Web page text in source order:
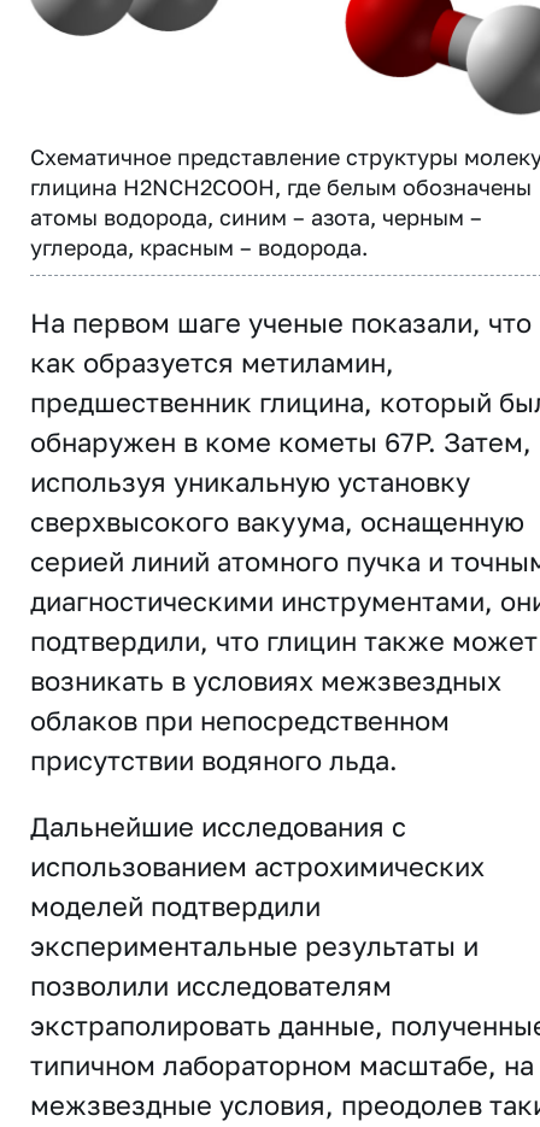
Схематичное представление структуры
глицина H2NCH2COOH, где белым обозначены
атомы водорода, синим – азота, черным –
углерода, красным – водорода.
На первом шаге ученые показали, что
как образуется метиламин,
предшественник глицина, который
обнаружен в коме кометы 67P. Затем,
используя уникальную установку
сверхвысокого вакуума, оснащенную
серией линий атомного пучка и
диагностическими инструментами,
подтвердили, что глицин также может
возникать в условиях межзвездных
облаков при непосредственном
присутствии водяного льда.
Дальнейшие исследования с
использованием астрохимических
моделей подтвердили
экспериментальные результаты и
позволили исследователям
экстраполировать данные,
типичном лабораторном масштабе, на
межзвездные условия, преодолев